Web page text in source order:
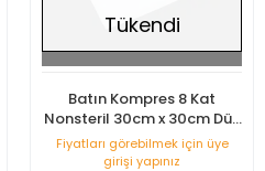
Tükendi
Batın Kompres 8 Kat
Nonsteril 30cm x 30cm Düz
100'lü Paket
Fiyatları görebilmek için üye
girişi yapınız